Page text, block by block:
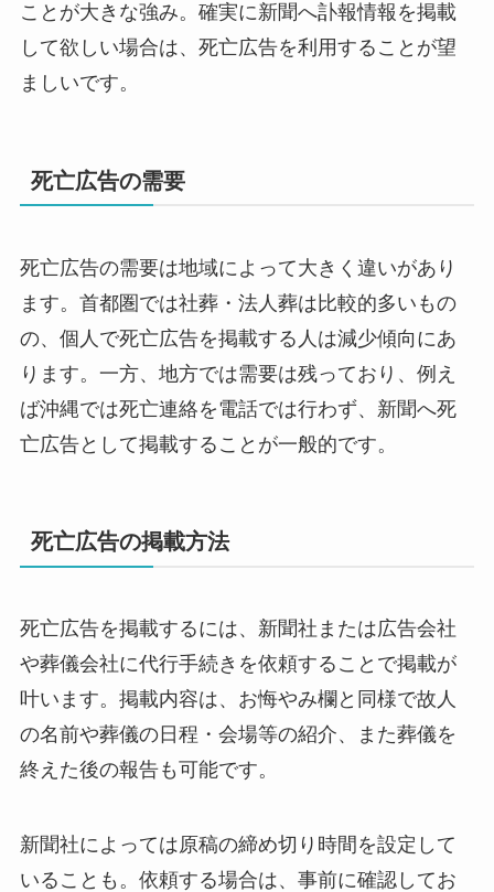
ことが大きな強み。確実に新聞へ訃報情報を掲載
して欲しい場合は、死亡広告を利用することが望
ましいです。
死亡広告の需要
死亡広告の需要は地域によって大きく違いがあり
ます。首都圏では社葬・法人葬は比較的多いもの
の、個人で死亡広告を掲載する人は減少傾向にあ
ります。一方、地方では需要は残っており、例え
ば沖縄では死亡連絡を電話では行わず、新聞へ死
亡広告として掲載することが一般的です。
死亡広告の掲載方法
死亡広告を掲載するには、新聞社または広告会社
や葬儀会社に代行手続きを依頼することで掲載が
叶います。掲載内容は、お悔やみ欄と同様で故人
の名前や葬儀の日程・会場等の紹介、また葬儀を
終えた後の報告も可能です。
新聞社によっては原稿の締め切り時間を設定して
いることも。依頼する場合は、事前に確認してお